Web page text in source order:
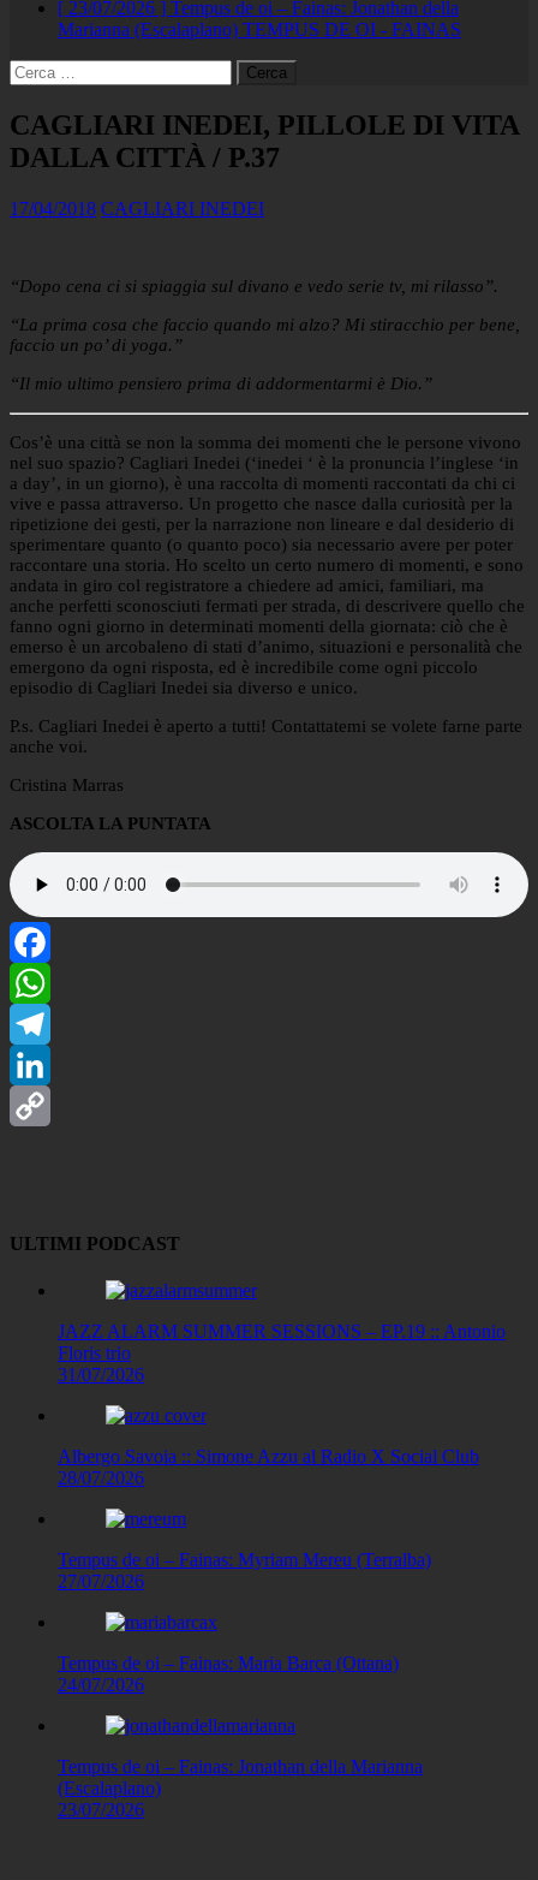
[ 23/07/2026 ] Tempus de oi – Fainas: Jonathan della
Marianna (Escalaplano) TEMPUS DE OI - FAINAS
Ricerca
per:
CAGLIARI INEDEI, PILLOLE DI VITA
DALLA CITTÀ / P.37
17/04/2018 CAGLIARI INEDEI
“Dopo cena ci si spiaggia sul divano e vedo serie tv, mi rilasso”.
“La prima cosa che faccio quando mi alzo? Mi stiracchio per bene,
faccio un po’ di yoga.”
“Il mio ultimo pensiero prima di addormentarmi è Dio.”
Cos’è una città se non la somma dei momenti che le persone vivono
nel suo spazio? Cagliari Inedei (‘inedei ‘ è la pronuncia l’inglese ‘in
a day’, in un giorno), è una raccolta di momenti raccontati da chi ci
vive e passa attraverso. Un progetto che nasce dalla curiosità per la
ripetizione dei gesti, per la narrazione non lineare e dal desiderio di
sperimentare quanto (o quanto poco) sia necessario avere per poter
raccontare una storia. Ho scelto un certo numero di momenti, e sono
andata in giro col registratore a chiedere ad amici, familiari, ma
anche perfetti sconosciuti fermati per strada, di descrivere quello che
fanno ogni giorno in determinati momenti della giornata: ciò che è
emerso è un arcobaleno di stati d’animo, situazioni e personalità che
emergono da ogni risposta, ed è incredibile come ogni piccolo
episodio di Cagliari Inedei sia diverso e unico.
P.s. Cagliari Inedei è aperto a tutti! Contattatemi se volete farne parte
anche voi.
Cristina Marras
ASCOLTA LA PUNTATA
Facebook
WhatsApp
Telegram
LinkedIn
ULTIMI PODCAST
JAZZ ALARM SUMMER SESSIONS – EP.19 :: Antonio
Floris trio
31/07/2026
Albergo Savoia :: Simone Azzu al Radio X Social Club
28/07/2026
Tempus de oi – Fainas: Myriam Mereu (Terralba)
27/07/2026
Tempus de oi – Fainas: Maria Barca (Ottana)
24/07/2026
Tempus de oi – Fainas: Jonathan della Marianna
(Escalaplano)
23/07/2026